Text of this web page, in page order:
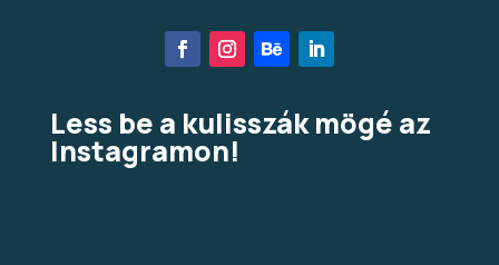
Less be a kulisszák mögé az
Instagramon!